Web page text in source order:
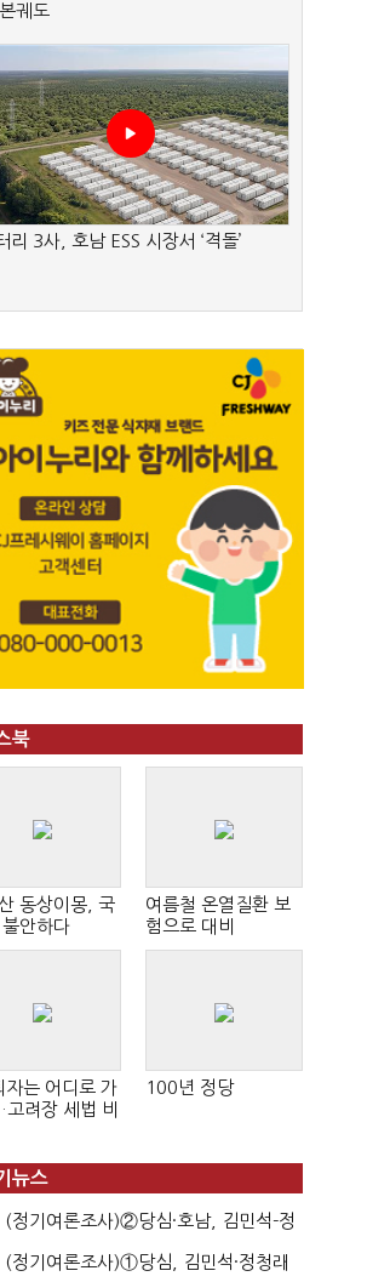
궤도
리 3사, 호남 ESS 시장서 ‘격돌’
북
동상이몽, 국
불안하다
여름철 온열질환 보
험으로 대비
자는 어디로 가
려장 세법 비
100년 정당
뉴스
(정기여론조사)②당심·호남, 김민석-정
청래 '초접전'...
(정기여론조사)①당심, 김민석·정청래